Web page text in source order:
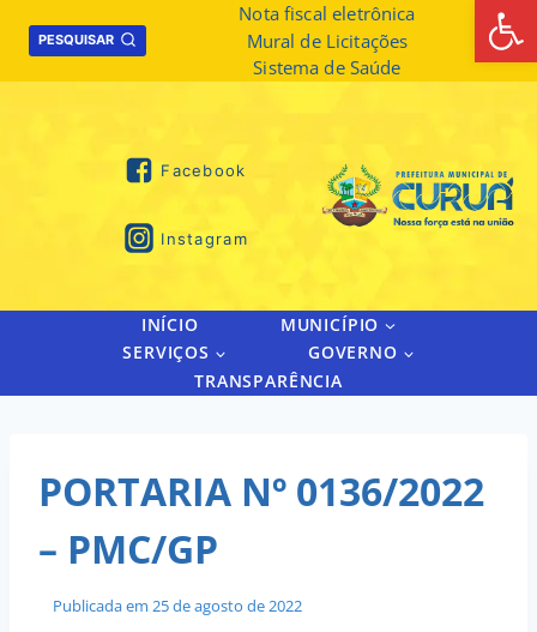
PESQUISAR
Nota fiscal eletrônica
Mural de Licitações
Sistema de Saúde
Facebook
Instagram
INÍCIO
MUNICÍPIO
SERVIÇOS
GOVERNO
TRANSPARÊNCIA
PORTARIA Nº 0136/2022
– PMC/GP
Publicada em 25 de agosto de 2022